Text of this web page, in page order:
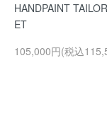
HANDPAINT
ET
105,000円(税込